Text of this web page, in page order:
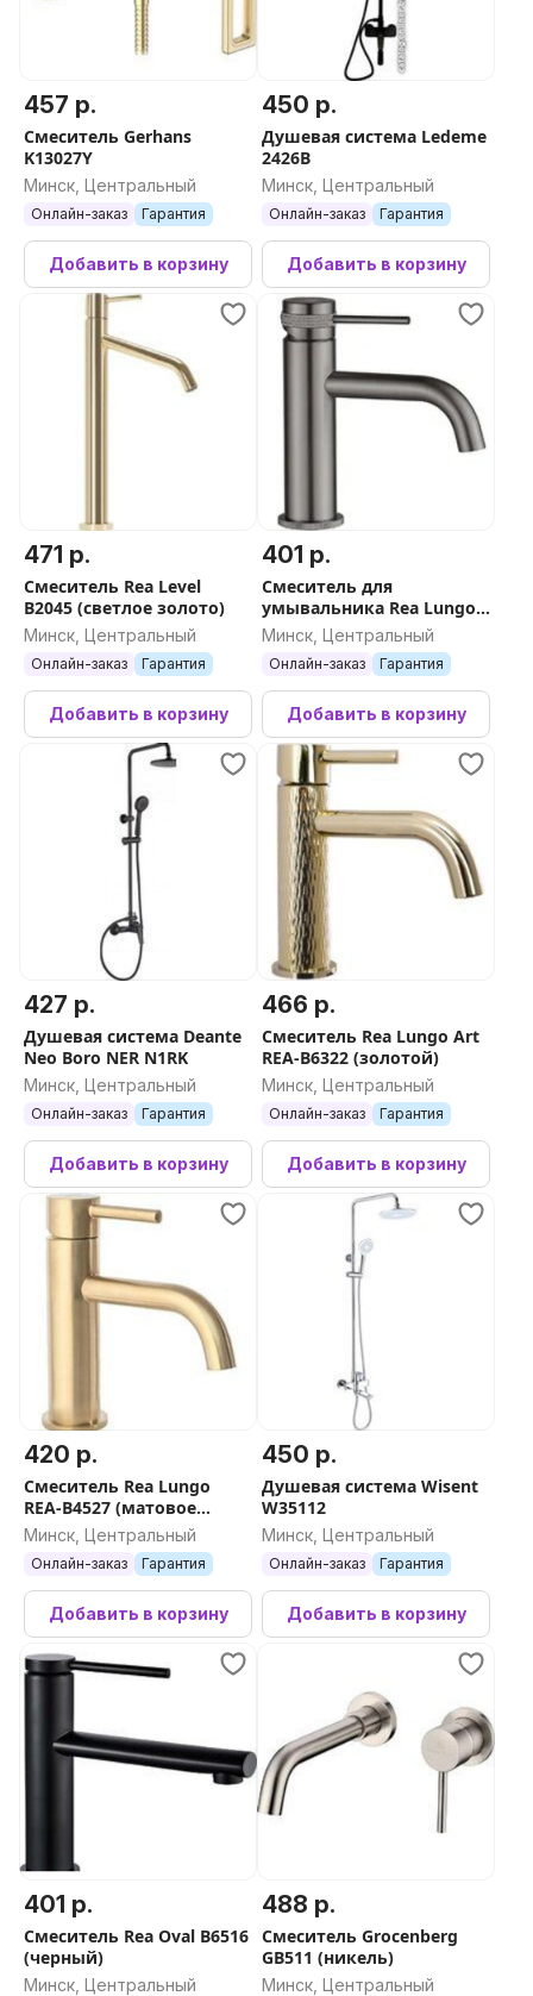
457 р.
Смеситель Gerhans
K13027Y
Минск, Центральный
Онлайн-заказ Гарантия
Добавить в корзину
450 р.
Душевая система Ledeme
2426B
Минск, Центральный
Онлайн-заказ Гарантия
Добавить в корзину
471 р.
Смеситель Rea Level
B2045 (светлое золото)
Минск, Центральный
Онлайн-заказ Гарантия
Добавить в корзину
401 р.
Смеситель для
умывальника Rea Lungo
Grip Tytan B8778
Минск, Центральный
Онлайн-заказ Гарантия
Добавить в корзину
427 р.
Душевая система Deante
Neo Boro NER N1RK
Минск, Центральный
Онлайн-заказ Гарантия
Добавить в корзину
466 р.
Смеситель Rea Lungo Art
REA-B6322 (золотой)
Минск, Центральный
Онлайн-заказ Гарантия
Добавить в корзину
420 р.
Смеситель Rea Lungo
REA-B4527 (матовое
золото)
Минск, Центральный
Онлайн-заказ Гарантия
Добавить в корзину
450 р.
Душевая система Wisent
W35112
Минск, Центральный
Онлайн-заказ Гарантия
Добавить в корзину
401 р.
Смеситель Rea Oval B6516
(черный)
Минск, Центральный
488 р.
Смеситель Grocenberg
GB511 (никель)
Минск, Центральный